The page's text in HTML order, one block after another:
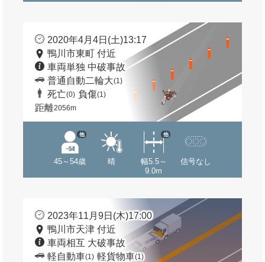
2020年4月4日(土)13:17
鴨川市東町 付近
車両単独 中破事故
普通自動二輪大(1)
死亡(0) 負傷(1)
距離2056m
45～54歳
他
晴
幅5.5～
9.0m
他
信号なし
2023年11月9日(木)17:00
鴨川市天津 付近
車両相互 大破事故
軽自動車(1) 軽貨物車(1)